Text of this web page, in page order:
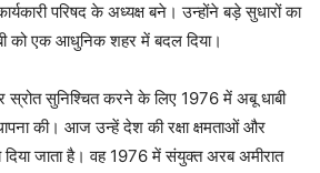
परिषद के अध्यक्ष बने। उन्होंने बड़े सुधारों का
को एक आधुनिक शहर में बदल दिया।
स्रोत सुनिश्चित करने के लिए 1976 में अबू धाबी
की। आज उन्हें देश की रक्षा क्षमताओं और
जाता है। वह 1976 में संयुक्त अरब अमीरात